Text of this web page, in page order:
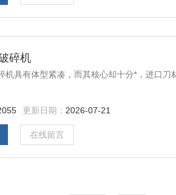
碎机
机具有体型紧凑，而其核心却十分*，进口
更新日期： 2026-07-21
在线留言